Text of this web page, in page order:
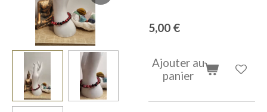
5,00 €
Ajouter au
panier